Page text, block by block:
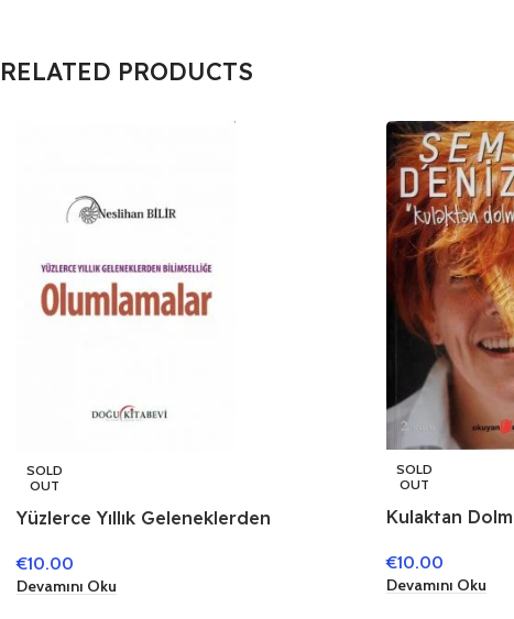
RELATED PRODUCTS
SOLD
OUT
Yüzlerce Yıllık Geleneklerden
€10.00
Devamını Oku
SOLD
OUT
Kulaktan
€10.00
Devamını Oku